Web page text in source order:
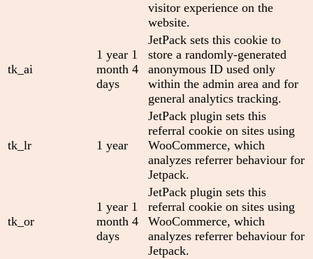
visitor experience on the
website.
tk_ai
1 year 1
month 4
days
JetPack sets this cookie to
store a randomly-generated
anonymous ID used only
within the admin area and for
general analytics tracking.
tk_lr 1 year
JetPack plugin sets this
referral cookie on sites using
WooCommerce, which
analyzes referrer behaviour for
Jetpack.
tk_or
1 year 1
month 4
days
JetPack plugin sets this
referral cookie on sites using
WooCommerce, which
analyzes referrer behaviour for
Jetpack.